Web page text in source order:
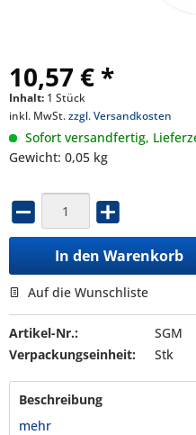
10,57 € *
Inhalt: 1 Stück
inkl. MwSt.zzgl. Versandkosten
Sofort versandfertig,
Gewicht: 0,05 kg
In den Warenkorb
Auf die Wunschliste
Artikel-Nr.:
SGM
Verpackungseinheit:
Stk
Beschreibung
mehr